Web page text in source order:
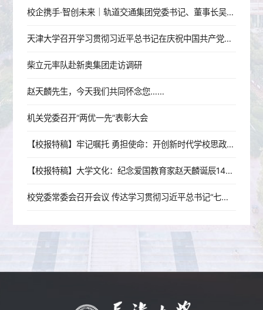
校企携手·智创未来｜轨道交通集团党委书记、董事长吴秉军赴天津大学机械工程学院调研交流
天津大学召开学习贯彻习近平总书记在庆祝中国共产党成立105周年大会上的重要讲话精神座谈会
柴立元率队赴新奥集团走访调研
赵天麟先生，今天我们共同怀念您……
机关党委召开“两优一先”表彰大会
【校报特稿】牢记嘱托 勇担使命：开创新时代学校思政工作新局面
【校报特稿】大学文化：纪念爱国教育家赵天麟诞辰140周年座谈会举行
校党委常委会召开会议 传达学习贯彻习近平总书记“七一”重要讲话精神